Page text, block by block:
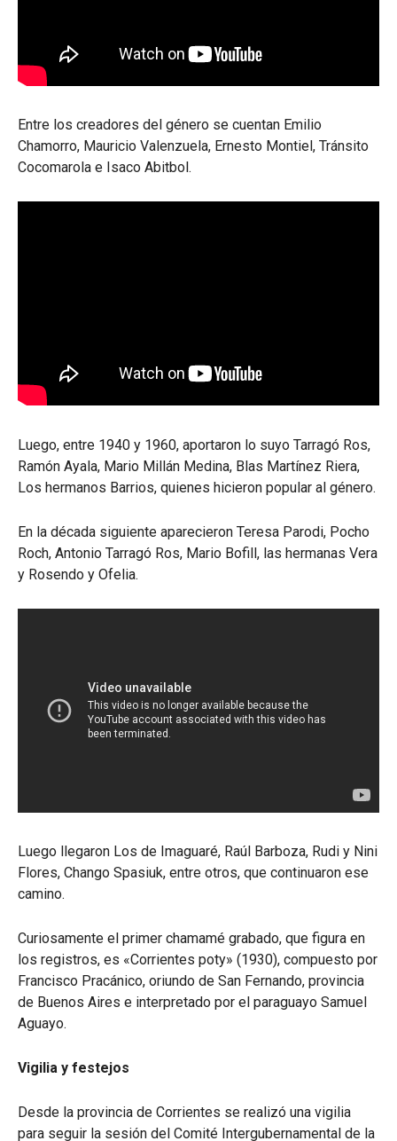
Entre los creadores del género se cuentan Emilio
Chamorro, Mauricio Valenzuela, Ernesto Montiel, Tránsito
Cocomarola e Isaco Abitbol.
Luego, entre 1940 y 1960, aportaron lo suyo Tarragó Ros,
Ramón Ayala, Mario Millán Medina, Blas Martínez Riera,
Los hermanos Barrios, quienes hicieron popular al género.
En la década siguiente aparecieron Teresa Parodi, Pocho
Roch, Antonio Tarragó Ros, Mario Bofill, las hermanas Vera
y Rosendo y Ofelia.
Luego llegaron Los de Imaguaré, Raúl Barboza, Rudi y Nini
Flores, Chango Spasiuk, entre otros, que continuaron ese
camino.
Curiosamente el primer chamamé grabado, que figura en
los registros, es «Corrientes poty» (1930), compuesto por
Francisco Pracánico, oriundo de San Fernando, provincia
de Buenos Aires e interpretado por el paraguayo Samuel
Aguayo.
Vigilia y festejos
Desde la provincia de Corrientes se realizó una vigilia
para seguir la sesión del Comité Intergubernamental de la